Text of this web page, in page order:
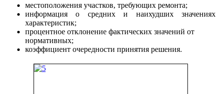
местоположения участков, требующих ремонта;
информация о средних и наихудших значениях
характеристик;
процентное отклонение фактических значений от
нормативных;
коэффициент очередности принятия решения.